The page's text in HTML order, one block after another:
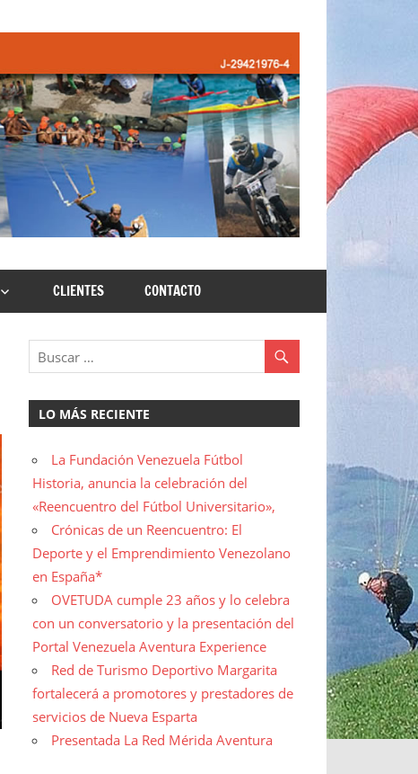
CLIENTES CONTACTO
LO MÁS RECIENTE
La Fundación Venezuela Fútbol
Historia, anuncia la celebración del
«Reencuentro del Fútbol Universitario»,
Crónicas de un Reencuentro: El
Deporte y el Emprendimiento Venezolano
en España*
OVETUDA cumple 23 años y lo celebra
con un conversatorio y la presentación del
Portal Venezuela Aventura Experience
Red de Turismo Deportivo Margarita
fortalecerá a promotores y prestadores de
servicios de Nueva Esparta
Presentada La Red Mérida Aventura